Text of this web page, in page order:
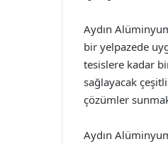
Aydın
bir yelpazede
tesislere kadar
sağlayacak
çözümler
Aydın